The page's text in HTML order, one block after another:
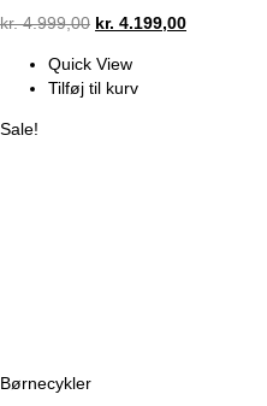
kr.4.999,00 Original
was:
kr. 4.999,00.
kr. 4.199,00Current
Quick View
Tilføj til kurv
Sale!
Børnecykler